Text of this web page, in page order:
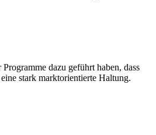
dazu geführt haben, dass
stark marktorientierte Haltung.